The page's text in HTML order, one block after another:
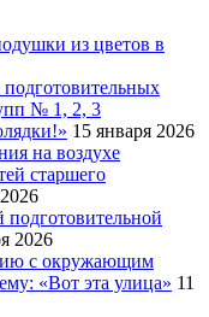
из цветов в
№ 1, 2, 3
15 января 2026
на воздухе
старшего
подготовительной
2026
с окружающим
«Вот эта улица» 11